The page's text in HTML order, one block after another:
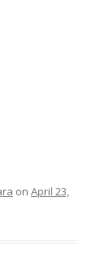
on April 23,